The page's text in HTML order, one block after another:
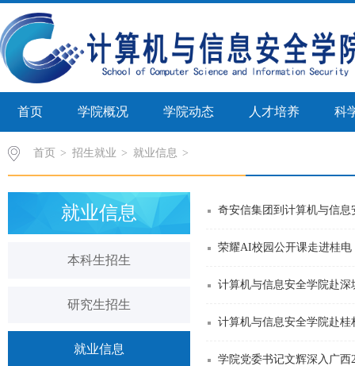
首页 学院概况 学院动态 人才培养 科
首页 > 招生就业 > 就业信息
就业信息
本科生招生
研究生招生
就业信息
奇安信集团到计算机与信
荣耀AI校园公开课走进桂电
计算机与信息安全学院赴
计算机与信息安全学院赴
学院党委书记文辉深入广西